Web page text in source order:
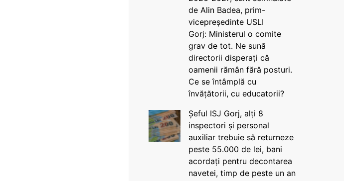
de Alin Badea, prim-
vicepreședinte USLI
Gorj: Ministerul o comite
grav de tot. Ne sună
directorii disperați că
oamenii rămân fără posturi.
Ce se întâmplă cu
învățătorii, cu educatorii?
Șeful ISJ Gorj, alți 8
inspectori și personal
auxiliar trebuie să returneze
peste 55.000 de lei, bani
acordați pentru decontarea
navetei, timp de peste un an